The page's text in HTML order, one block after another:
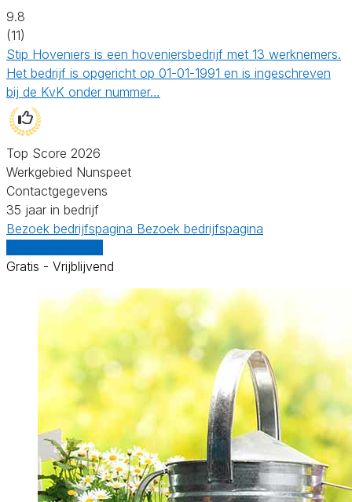
9.8
(11)
Stip Hoveniers is een hoveniersbedrijf met 13 werknemers.
Het bedrijf is opgericht op 01-01-1991 en is ingeschreven
bij de KvK onder nummer…
Top Score 2026
Werkgebied Nunspeet
Contactgegevens
35 jaar in bedrijf
Bezoek bedrijfspagina Bezoek bedrijfspagina
Gratis - Vrijblijvend